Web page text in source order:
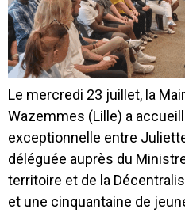
Le mercredi 23 juillet, la
Wazemmes (Lille) a
exceptionnelle entre
déléguée auprès du
territoire et de la
et une cinquantaine de